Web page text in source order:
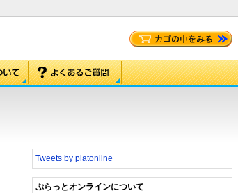
Tweets by platonline
ぷらっとオンラインについて